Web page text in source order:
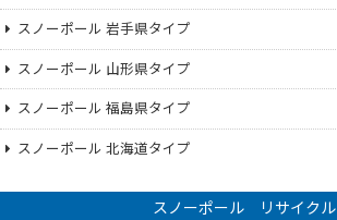
スノーポール 岩手県タイプ
スノーポール 山形県タイプ
スノーポール 福島県タイプ
スノーポール 北海道タイプ
スノーポール リサイクル